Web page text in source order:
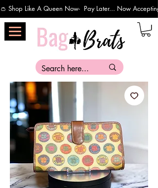
👛 Shop Like A Queen Now-  Pay Later... Now